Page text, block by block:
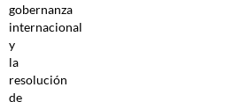
gobernanza
internacional
y
la
resolución
de